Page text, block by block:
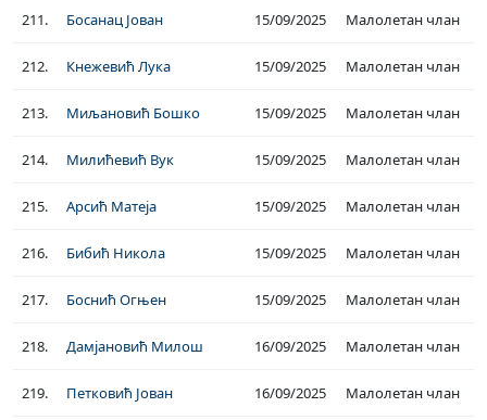
211. Босанац Јован 15/09/2025 Малолетан члан
212. Кнежевић Лука 15/09/2025 Малолетан члан
213. Миљановић Бошко 15/09/2025 Малолетан члан
214. Милићевић Вук 15/09/2025 Малолетан члан
215. Арсић Матеја 15/09/2025 Малолетан члан
216. Бибић Никола 15/09/2025 Малолетан члан
217. Боснић Огњен 15/09/2025 Малолетан члан
218. Дамјановић Милош 16/09/2025 Малолетан члан
219. Петковић Јован 16/09/2025 Малолетан члан